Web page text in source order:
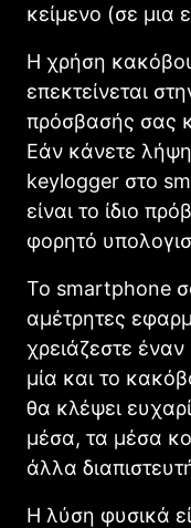
κείμενο (σε μια
Η χρήση
επεκτείνεται
πρόσβασής σας
Εάν κάνετε
keylogger στο
είναι το ίδιο
φορητό
Το smartphone
αμέτρητες
χρειάζεστε
μία και το
θα κλέψει
μέσα, τα μέσα
άλλα
Η λύση φυσικά